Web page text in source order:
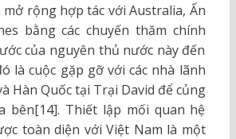
rộng hợp tác với Australia, Ấn
bằng các chuyến thăm chính
của nguyên thủ nước này đến
là cuộc gặp gỡ với các nhà lãnh
Hàn Quốc tại Trại David để củng
bên[14]. Thiết lập mối quan hệ
toàn diện với Việt Nam là một